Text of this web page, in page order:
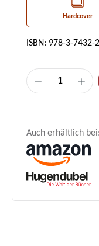
Hardcover
ISBN: 978-3-7432-
Produkt
Auch erhältlich bei: